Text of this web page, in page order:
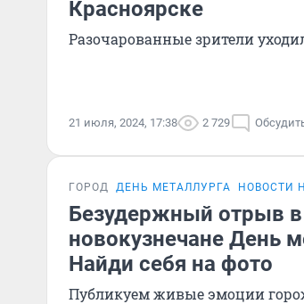
Красноярске
Разочарованные зрители
21 июля, 2024, 17:38 2 729
ГОРОД ДЕНЬ МЕТАЛЛУРГА НОВОСТИ
Безудержный отрыв в
новокузнечане День
Найди себя на фото
Публикуем живые эмоции